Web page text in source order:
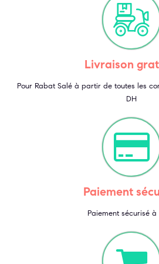
Livraison
Pour Rabat Salé à partir de toutes les
DH
Paiement
Paiement sécurisé à